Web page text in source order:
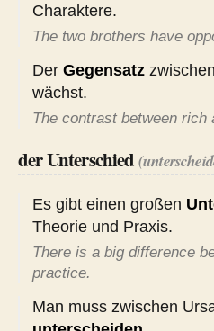
Charaktere.
The two brothers have
Der Gegensatz
wächst.
The contrast between rich
der Unterschied
Es gibt einen großen
Theorie und Praxis.
There is a big difference
practice.
Man muss zwischen